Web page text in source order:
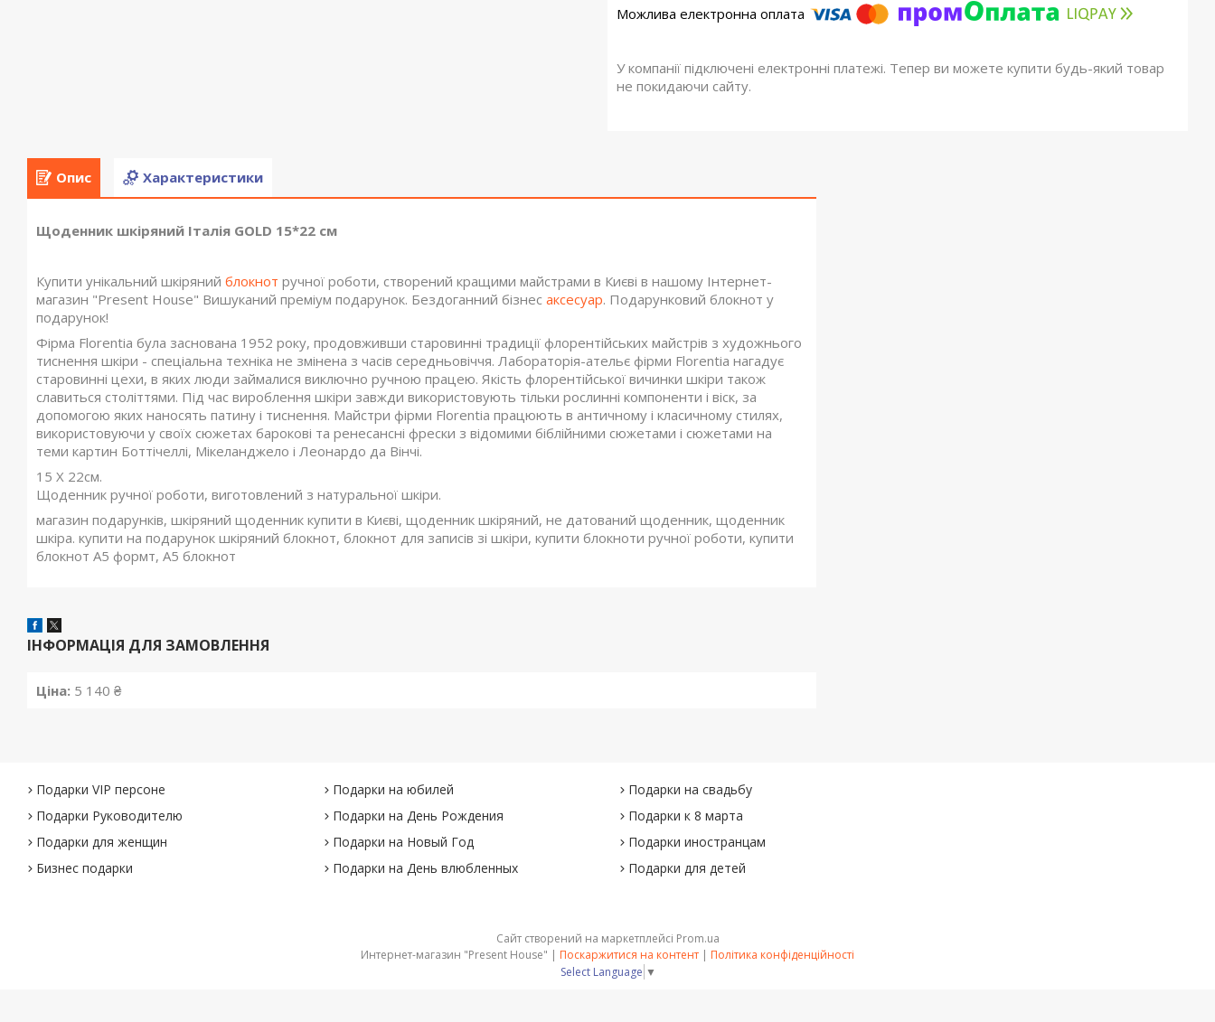
У компанії підключені електронні платежі. Тепер ви можете купити будь-який товар
не покидаючи сайту.
Опис Характеристики
Щоденник шкіряний Італія GOLD 15*22 см
Купити унікальний шкіряний блокнот ручної роботи, створений кращими майстрами в Києві в нашому Інтернет-
магазин "Present House" Вишуканий преміум подарунок. Бездоганний бізнес аксесуар. Подарунковий блокнот у
подарунок!
Фірма Florentia була заснована 1952 року, продовживши старовинні традиції флорентійських майстрів з художнього
тиснення шкіри - спеціальна техніка не змінена з часів середньовіччя. Лабораторія-ательє фірми Florentia нагадує
старовинні цехи, в яких люди займалися виключно ручною працею. Якість флорентійської вичинки шкіри також
славиться століттями. Під час вироблення шкіри завжди використовують тільки рослинні компоненти і віск, за
допомогою яких наносять патину і тиснення. Майстри фірми Florentiа працюють в античному і класичному стилях,
використовуючи у своїх сюжетах барокові та ренесансні фрески з відомими біблійними сюжетами і сюжетами на
теми картин Боттічеллі, Мікеланджело і Леонардо да Вінчі.
15 X 22см.
Щоденник ручної роботи, виготовлений з натуральної шкіри.
магазин подарунків, шкіряний щоденник купити в Києві, щоденник шкіряний, не датований щоденник, щоденник
шкіра. купити на подарунок шкіряний блокнот, блокнот для записів зі шкіри, купити блокноти ручної роботи, купити
блокнот А5 формт, А5 блокнот
ІНФОРМАЦІЯ ДЛЯ ЗАМОВЛЕННЯ
Ціна: 5 140 ₴
Подарки VIP персоне
Подарки Руководителю
Подарки для женщин
Бизнес подарки
Подарки на юбилей
Подарки на День Рождения
Подарки на Новый Год
Подарки на День влюбленных
Подарки на свадьбу
Подарки к 8 марта
Подарки иностранцам
Подарки для детей
Сайт створений на маркетплейсі Prom.ua
Интернет-магазин "Present House" | Поскаржитися на контент | Політика конфіденційності
Select Language ▼